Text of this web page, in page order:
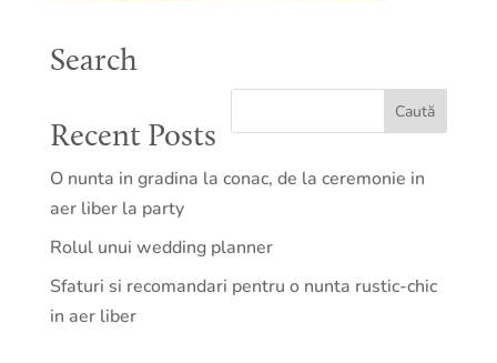
Search
Recent Posts
O nunta in gradina la conac, de la ceremonie in
aer liber la party
Rolul unui wedding planner
Sfaturi si recomandari pentru o nunta rustic-chic
in aer liber